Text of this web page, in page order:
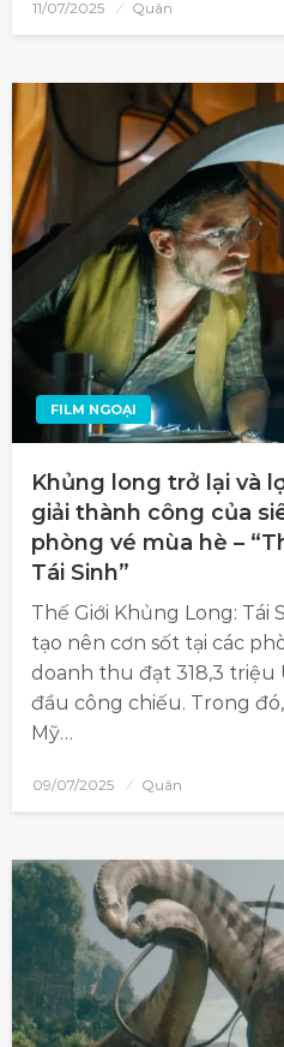
11/07/2025 Quân
FILM NGOẠI
Khủng long trở lại và
giải thành công của
phòng vé mùa hè –
Tái Sinh”
Thế Giới Khủng Long: Tái
tạo nên cơn sốt tại các
doanh thu đạt 318,3 triệu
đầu công chiếu. Trong
Mỹ…
09/07/2025 Quân